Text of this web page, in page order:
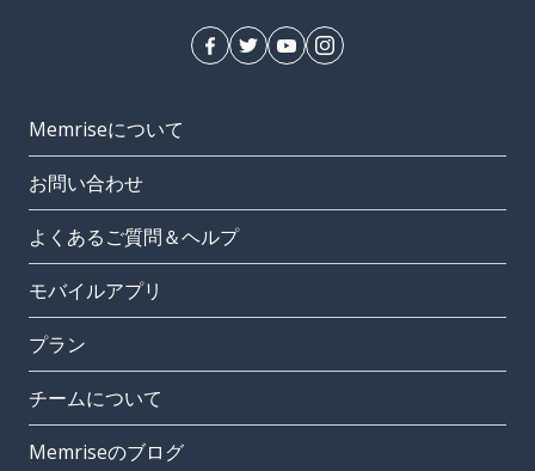
Memriseについて
お問い合わせ
よくあるご質問＆ヘルプ
モバイルアプリ
プラン
チームについて
Memriseのブログ